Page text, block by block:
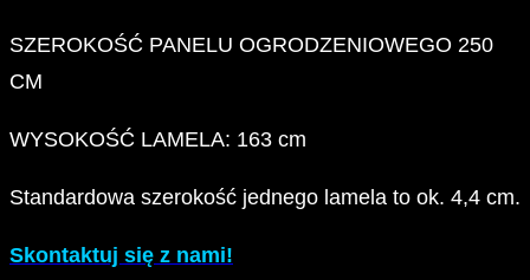
SZEROKOŚĆ PANELU OGRODZENIOWEGO 250
CM
WYSOKOŚĆ LAMELA: 163 cm
Standardowa szerokość jednego lamela to ok. 4,4 cm.
Skontaktuj się z nami!